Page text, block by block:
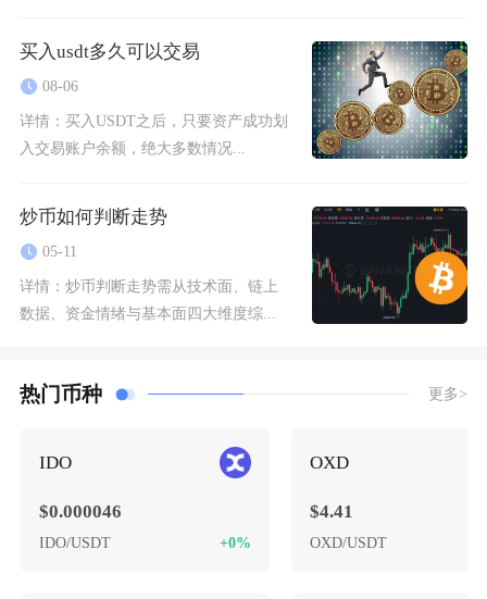
买入usdt多久可以交易
08-06
详情： 买入USDT之后，只要资产成功划
入交易账户余额，绝大多数情况...
炒币如何判断走势
05-11
详情： 炒币判断走势需从技术面、链上
数据、资金情绪与基本面四大维度综...
热门币种 更多>
IDO
$0.000046
IDO/USDT +0%
OXD
$4.41
OXD/USDT